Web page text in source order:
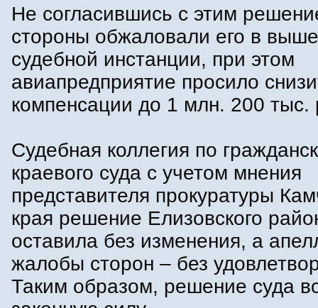
Не согласившись с этим
стороны обжаловали его в
судебной инстанции, при этом
авиапредприятие просило
компенсации до 1 млн. 200 тыс.
Судебная коллегия по
краевого суда с учетом мнения
представителя прокуратуры
края решение Елизовского
оставила без изменения, а
жалобы сторон – без
Таким образом, решение суда